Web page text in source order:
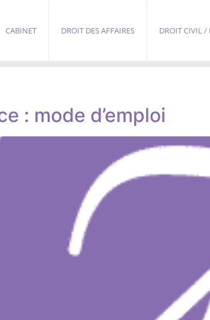
CABINET DROIT DES AFFAIRES DROIT CIVIL /
: mode d’emploi